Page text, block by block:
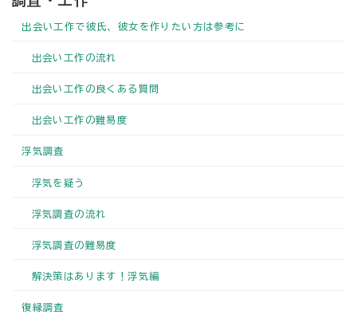
出会い工作で彼氏、彼女を作りたい方は参考に
出会い工作の流れ
出会い工作の良くある質問
出会い工作の難易度
浮気調査
浮気を疑う
浮気調査の流れ
浮気調査の難易度
解決策はあります！浮気編
復縁調査